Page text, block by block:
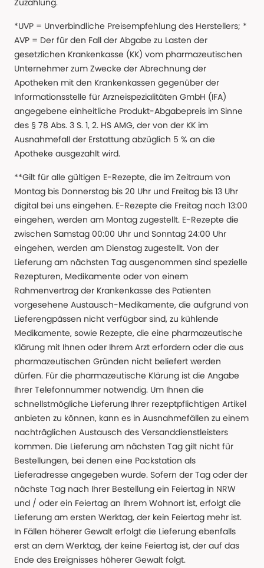
Zuzahlung.
*UVP = Unverbindliche Preisempfehlung des Herstellers; *
AVP = Der für den Fall der Abgabe zu Lasten der
gesetzlichen Krankenkasse (KK) vom pharmazeutischen
Unternehmer zum Zwecke der Abrechnung der
Apotheken mit den Krankenkassen gegenüber der
Informationsstelle für Arzneispezialitäten GmbH (IFA)
angegebene einheitliche Produkt-Abgabepreis im Sinne
des § 78 Abs. 3 S. 1, 2. HS AMG, der von der KK im
Ausnahmefall der Erstattung abzüglich 5 % an die
Apotheke ausgezahlt wird.
**Gilt für alle gültigen E-Rezepte, die im Zeitraum von
Montag bis Donnerstag bis 20 Uhr und Freitag bis 13 Uhr
digital bei uns eingehen. E-Rezepte die Freitag nach 13:00
eingehen, werden am Montag zugestellt. E-Rezepte die
zwischen Samstag 00:00 Uhr und Sonntag 24:00 Uhr
eingehen, werden am Dienstag zugestellt. Von der
Lieferung am nächsten Tag ausgenommen sind spezielle
Rezepturen, Medikamente oder von einem
Rahmenvertrag der Krankenkasse des Patienten
vorgesehene Austausch-Medikamente, die aufgrund von
Lieferengpässen nicht verfügbar sind, zu kühlende
Medikamente, sowie Rezepte, die eine pharmazeutische
Klärung mit Ihnen oder Ihrem Arzt erfordern oder die aus
pharmazeutischen Gründen nicht beliefert werden
dürfen. Für die pharmazeutische Klärung ist die Angabe
Ihrer Telefonnummer notwendig. Um Ihnen die
schnellstmögliche Lieferung Ihrer rezeptpflichtigen Artikel
anbieten zu können, kann es in Ausnahmefällen zu einem
nachträglichen Austausch des Versanddienstleisters
kommen. Die Lieferung am nächsten Tag gilt nicht für
Bestellungen, bei denen eine Packstation als
Lieferadresse angegeben wurde. Sofern der Tag oder der
nächste Tag nach Ihrer Bestellung ein Feiertag in NRW
und / oder ein Feiertag an Ihrem Wohnort ist, erfolgt die
Lieferung am ersten Werktag, der kein Feiertag mehr ist.
In Fällen höherer Gewalt erfolgt die Lieferung ebenfalls
erst an dem Werktag, der keine Feiertag ist, der auf das
Ende des Ereignisses höherer Gewalt folgt.